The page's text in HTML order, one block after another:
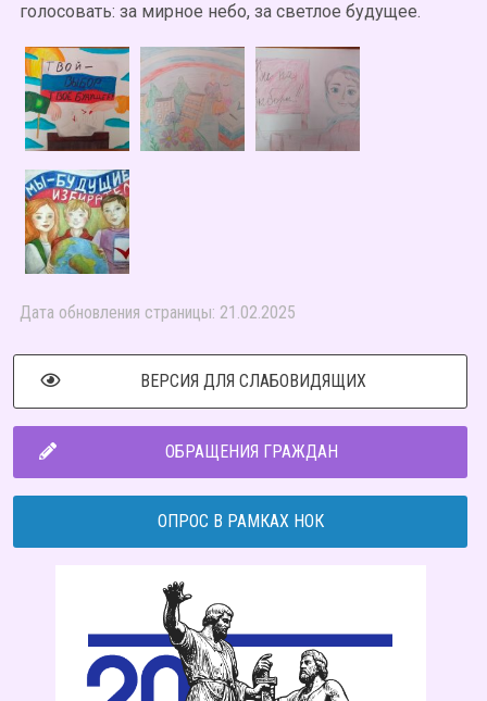
голосовать: за мирное небо, за светлое будущее.
Дата обновления страницы: 21.02.2025
ВЕРСИЯ ДЛЯ СЛАБОВИДЯЩИХ
ОБРАЩЕНИЯ ГРАЖДАН
ОПРОС В РАМКАХ НОК